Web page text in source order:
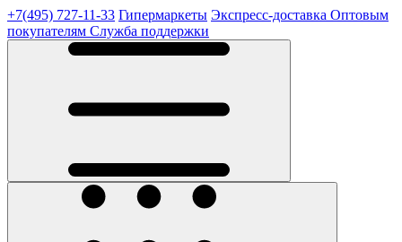
+7(495) 727-11-33 Гипермаркеты Экспресс-доставка Оптовым
покупателям Служба поддержки